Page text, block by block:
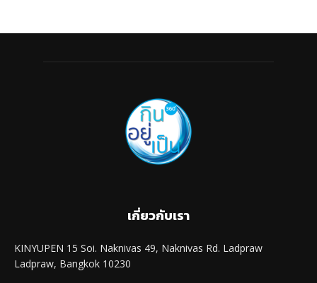
เกี่ยวกับเรา
KINYUPEN 15 Soi. Naknivas 49, Naknivas Rd. Ladpraw
Ladpraw, Bangkok 10230